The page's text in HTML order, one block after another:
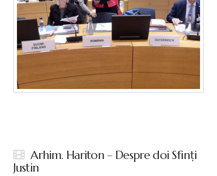
Arhim. Hariton – Despre doi Sfinţi
Justin